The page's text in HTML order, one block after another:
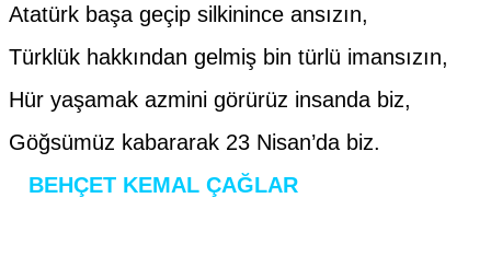
Atatürk başa geçip silkinince ansızın,
Türklük hakkından gelmiş bin türlü imansızın,
Hür yaşamak azmini görürüz insanda biz,
Göğsümüz kabararak 23 Nisan’da biz.
BEHÇET KEMAL ÇAĞLAR